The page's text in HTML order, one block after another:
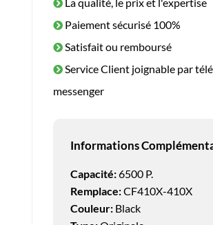
Paiement sécurisé 100%
Satisfait ou remboursé
Service Client joignable par
messenger
Informations
Capacité:6500 P.
Remplace:CF410X-410X
Couleur: Black